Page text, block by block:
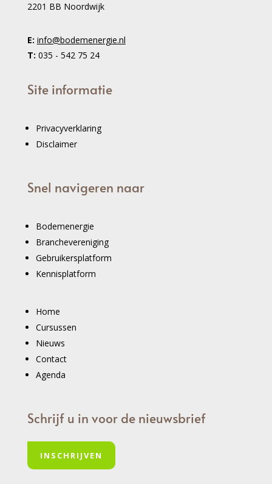
2201 BB Noordwijk
E: info@bodemenergie.nl
T: 035 - 542 75 24
Site informatie
Privacyverklaring
Disclaimer
Snel navigeren naar
Bodemenergie
Branchevereniging
Gebruikersplatform
Kennisplatform
Home
Cursussen
Nieuws
Contact
Agenda
Schrijf u in voor de nieuwsbrief
INSCHRIJVEN